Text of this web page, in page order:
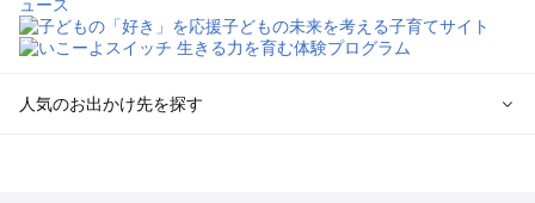
人気のお出かけ先を探す